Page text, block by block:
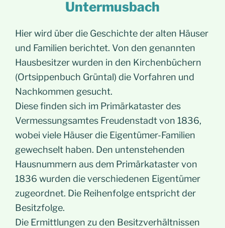
Untermusbach
Hier wird über die Geschichte der alten Häuser
und Familien berichtet. Von den genannten
Hausbesitzer wurden in den Kirchenbüchern
(Ortsippenbuch Grüntal) die Vorfahren und
Nachkommen gesucht.
Diese finden sich im Primärkataster des
Vermessungsamtes Freudenstadt von 1836,
wobei viele Häuser die Eigentümer-Familien
gewechselt haben. Den untenstehenden
Hausnummern aus dem Primärkataster von
1836 wurden die verschiedenen Eigentümer
zugeordnet. Die Reihenfolge entspricht der
Besitzfolge.
Die Ermittlungen zu den Besitzverhältnissen